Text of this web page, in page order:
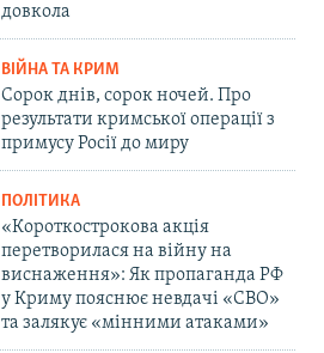
довкола
ВІЙНА ТА КРИМ
Сорок днів, сорок ночей. Про
результати кримської операції з
примусу Росії до миру
ПОЛІТИКА
«Короткострокова акція
перетворилася на війну на
виснаження»: Як пропаганда РФ
у Криму пояснює невдачі «СВО»
та залякує «мінними атаками»